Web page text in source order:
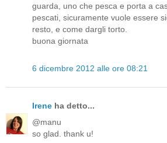
guarda, uno che pesca e porta a
pescati, sicuramente vuole essere
resto, e come dargli torto.
buona giornata
6 dicembre 2012 alle ore 08:21
Irene ha detto...
@manu
so glad. thank u!